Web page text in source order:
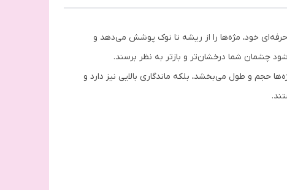
خود، مژه‌ها را از ریشه تا نوک پوشش می‌دهد و
چشمان شما درخشان‌تر و بازتر به نظر برسند.
حجم و طول می‌بخشد، بلکه ماندگاری بالایی نیز دارد و